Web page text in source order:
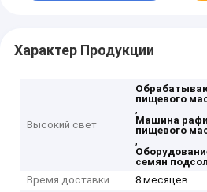
Характер Продукции
Высокий свет
пищевого
,
Машина
пищевого
,
семян
Время доставки
8 месяцев